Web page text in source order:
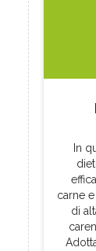
In
carne
di